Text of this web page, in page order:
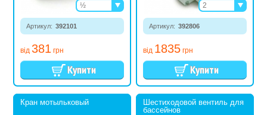
Артикул: 392101
від 381 грн
½
¾
1¼
2
2½
3
Артикул: 392806
від 1835 грн
2
3
Кран мотыльковый
Шестиходовой вентиль для
бассейнов